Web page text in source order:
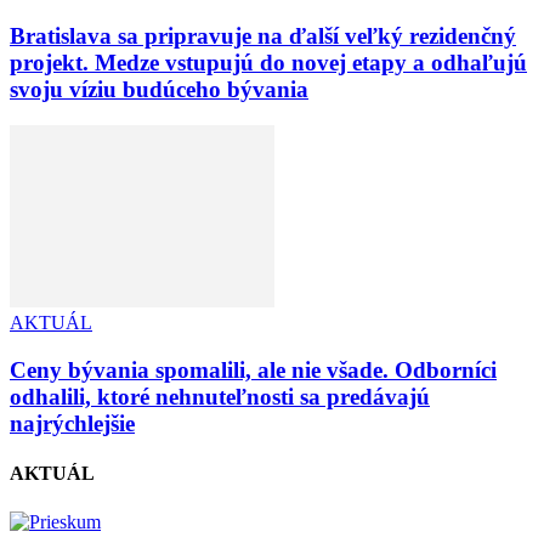
Bratislava sa pripravuje na ďalší veľký rezidenčný
projekt. Medze vstupujú do novej etapy a odhaľujú
svoju víziu budúceho bývania
AKTUÁL
Ceny bývania spomalili, ale nie všade. Odborníci
odhalili, ktoré nehnuteľnosti sa predávajú
najrýchlejšie
AKTUÁL